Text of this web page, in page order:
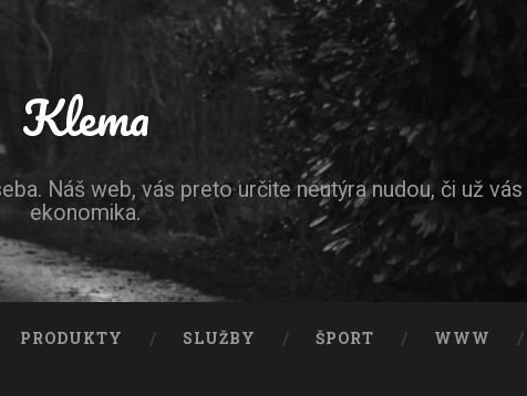
Klema
Náš web, vás preto určite neutýra nudou, či už
ekonomika.
PRODUKTY SLUŽBY ŠPORT WWW